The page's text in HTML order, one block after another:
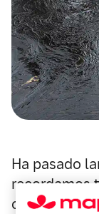
Ha pasado
recordamos
como el